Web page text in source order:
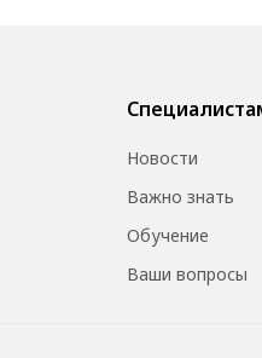
Новости
Важно знать
Обучение
Ваши вопросы